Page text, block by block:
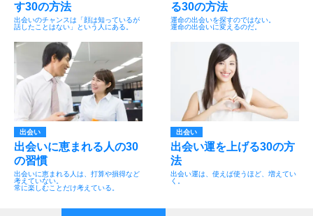
す30の方法
出会いのチャンスは「顔は知っているが
話したことはない」という人にある。
る30の方法
運命の出会いを探すのではない。
運命の出会いに変えるのだ。
出会い
出会いに恵まれる人の30
の習慣
出会いに恵まれる人は、打算や損得など
考えていない。
常に楽しむことだけ考えている。
出会い
出会い運を上げる30の方
法
出会い運は、使えば使うほど、増えてい
く。